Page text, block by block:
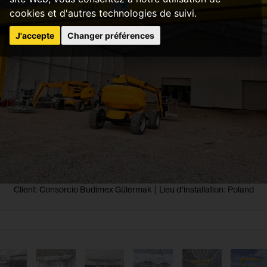
cookies et d'autres technologies de suivi.
J'accepte Changer préférences
Client: Consorcio Budimex Gülermak | Lieu d’installation: Poland